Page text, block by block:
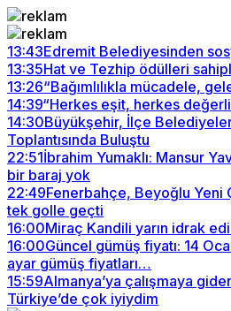
13:43Edremit Belediyesinden
13:35Hat ve Tezhip ödülleri
13:26“Bağımlılıkla mücadele,
14:39“Herkes eşit, herkes
14:30Büyükşehir, İlçe
Toplantısında Buluştu
22:51İbrahim Yumaklı: Mansur
bir baraj yok
22:49Fenerbahçe, Beyoğlu Yeni
tek golle geçti
16:00Miraç Kandili yarın idrak
16:00Güncel gümüş fiyatı: 14
ayar gümüş fiyatları…
15:59Almanya’ya çalışmaya
Türkiye’de çok iyiydim